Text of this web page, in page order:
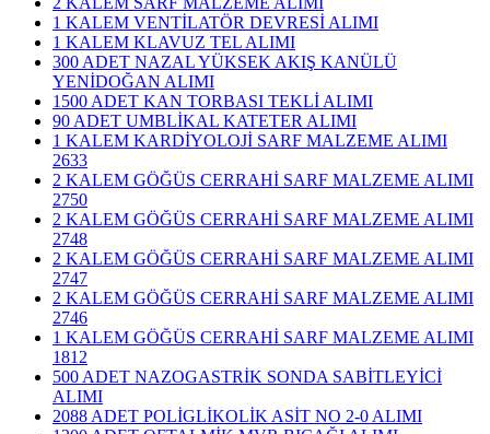
1 KALEM VENTİLATÖR DEVRESİ ALIMI
1 KALEM KLAVUZ TEL ALIMI
300 ADET NAZAL YÜKSEK AKIŞ KANÜLÜ
YENİDOĞAN ALIMI
1500 ADET KAN TORBASI TEKLİ ALIMI
90 ADET UMBLİKAL KATETER ALIMI
1 KALEM KARDİYOLOJİ SARF MALZEME ALIMI
2633
2 KALEM GÖĞÜS CERRAHİ SARF MALZEME ALIMI
2750
2 KALEM GÖĞÜS CERRAHİ SARF MALZEME ALIMI
2748
2 KALEM GÖĞÜS CERRAHİ SARF MALZEME ALIMI
2747
2 KALEM GÖĞÜS CERRAHİ SARF MALZEME ALIMI
2746
1 KALEM GÖĞÜS CERRAHİ SARF MALZEME ALIMI
1812
500 ADET NAZOGASTRİK SONDA SABİTLEYİCİ
ALIMI
2088 ADET POLİGLİKOLİK ASİT NO 2-0 ALIMI